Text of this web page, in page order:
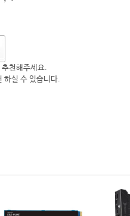
천해주세요.
하실 수 있습니다.